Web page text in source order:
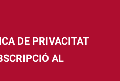
DE PRIVACITAT
AL